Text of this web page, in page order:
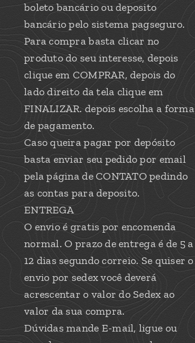
boleto bancário ou deposito
bancário pelo sistema pagseguro.
Para compra basta clicar no
produto do seu interesse, depois
clique em COMPRAR, depois do
lado direito da tela clique em
FINALIZAR. depois escolha a forma
de pagamento.
Caso queira pagar por depósito
basta enviar seu pedido por email
pela página de CONTATO pedindo
as contas para deposito.
ENTREGA
O envio é gratis por encomenda
normal. O prazo de entrega é de 5 a
12 dias segundo correio. Se quiser o
envio por sedex você deverá
acrescentar o valor do Sedex ao
valor da sua compra.
Dúvidas mande E-mail, ligue ou